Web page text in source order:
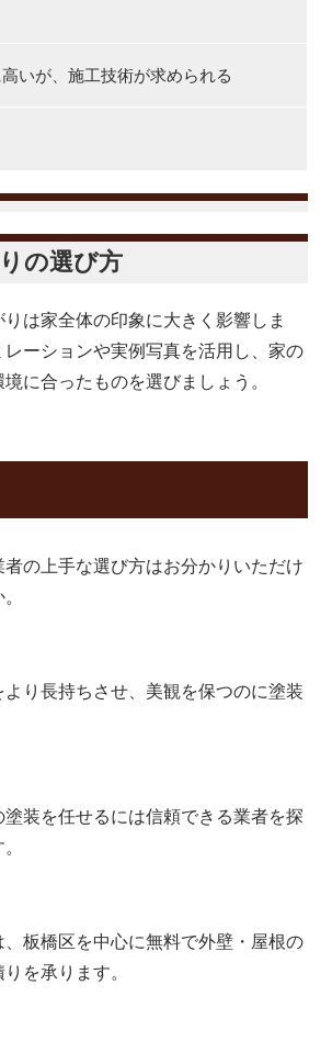
いが、施工技術が求められる
の選び方
は家全体の印象に大きく影響しま
ーションや実例写真を活用し、家の
に合ったものを選びましょう。
の上手な選び方はお分かりいただけ
り長持ちさせ、美観を保つのに塗装
装を任せるには信頼できる業者を探
、板橋区を中心に無料で外壁・屋根の
を承ります。